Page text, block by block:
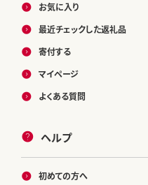
お気に入り
最近チェックした返礼品
寄付する
マイページ
よくある質問
ヘルプ
初めての方へ